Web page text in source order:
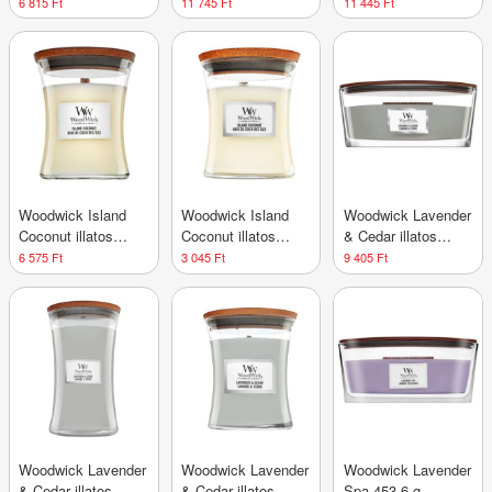
Woodwick Island
Coconut illatos
gyertya 275 g
6 575 Ft
Woodwick Island
Coconut illatos
gyertya 85 g
3 045 Ft
Woodwick Lavender
& Cedar illatos
gyertya 453,6 g
9 405 Ft
Woodwick Lavender
Woodwick Lavender
Woodwick Lavender